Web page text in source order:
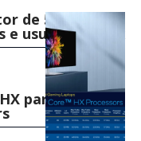
de 52
usuários Linux
para estações